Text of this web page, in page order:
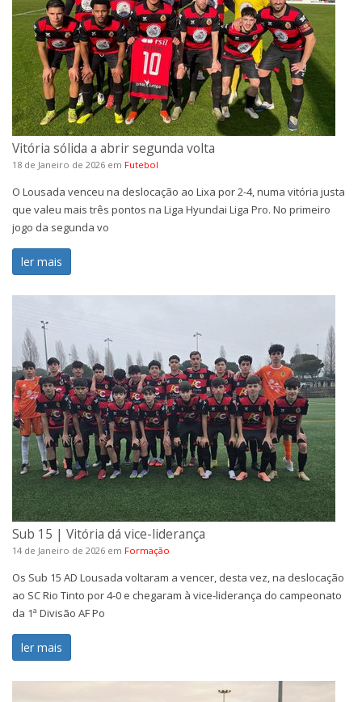
Vitória sólida a abrir segunda volta
18 de Janeiro de 2026 em Futebol
O Lousada venceu na deslocação ao Lixa por 2-4, numa vitória justa
que valeu mais três pontos na Liga Hyundai Liga Pro. No primeiro
jogo da segunda vo
ler mais
Sub 15 | Vitória dá vice-liderança
14 de Janeiro de 2026 em Formação
Os Sub 15 AD Lousada voltaram a vencer, desta vez, na deslocação
ao SC Rio Tinto por 4-0 e chegaram à vice-liderança do campeonato
da 1ª Divisão AF Po
ler mais